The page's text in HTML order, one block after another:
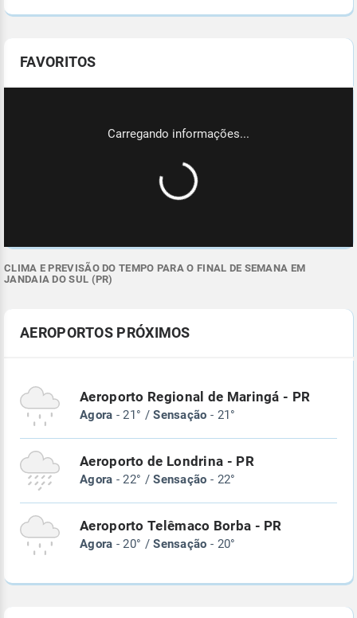
FAVORITOS
CLIMA E PREVISÃO DO TEMPO PARA O FINAL DE SEMANA EM
JANDAIA DO SUL (PR)
AEROPORTOS PRÓXIMOS
Aeroporto Regional de Maringá - PR
Agora - 21° /Sensação - 21°
Aeroporto de Londrina - PR
Agora - 22° /Sensação - 22°
Aeroporto Telêmaco Borba - PR
Agora - 20° /Sensação - 20°